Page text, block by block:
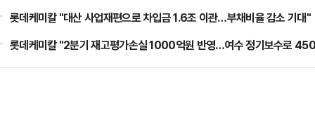
롯데케미칼 "대산 사업재편으로 차입금 1.6조 이관…부채비율 감소 기대"
롯데케미칼 "2분기 재고평가손실 1000억원 반영…여수 정기보수로